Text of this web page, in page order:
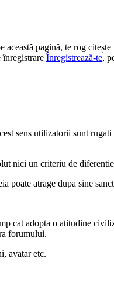
pagină, te rog citește
Înregistrează-te,
sens utilizatorii sunt
nici un criteriu de
poate atrage dupa sine
cat adopta o atitudine
forumului.
avatar etc.